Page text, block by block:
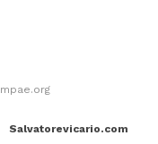
Salvatorevicario.com